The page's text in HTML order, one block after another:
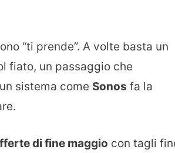
“ti prende”. A volte basta un
fiato, un passaggio che
sistema come Sonos fa la
di fine maggio con tagli